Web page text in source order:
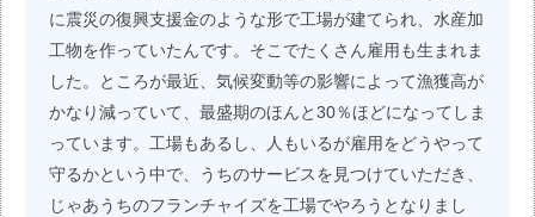
に震災の復興支援金のような形で工場が建てられ、水産加
工物を作っていたんです。そこでたくさん雇用も生まれま
した。ところが最近、気候変動等の影響によって漁獲高が
かなり減っていて、最盛期のほんと30％ほどになってしま
っています。工場もあるし、人もいるが雇用をどうやって
守るかという中で、うちのサービスを見つけていただき、
じゃあうちのフランチャイズを工場でやろうとなりまし